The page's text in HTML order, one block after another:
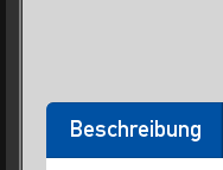
Beschreibung